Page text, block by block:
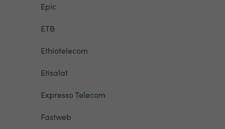
Epic
ETB
Ethiotelecom
Etisalat
Expresso Telecom
Fastweb